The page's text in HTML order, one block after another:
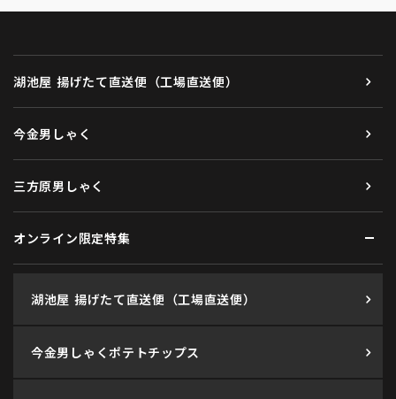
湖池屋 揚げたて直送便（工場直送便）
今金男しゃく
三方原男しゃく
オンライン限定特集
湖池屋 揚げたて直送便（工場直送便）
今金男しゃくポテトチップス